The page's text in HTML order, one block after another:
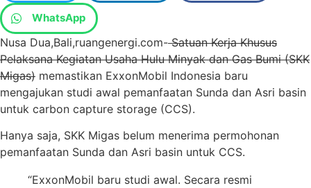
WhatsApp
Nusa Dua,Bali,ruangenergi.com-Satuan Kerja Khusus
Pelaksana Kegiatan Usaha Hulu Minyak dan Gas Bumi (SKK
Migas) memastikan ExxonMobil Indonesia baru
mengajukan studi awal pemanfaatan Sunda dan Asri basin
untuk carbon capture storage (CCS).
Hanya saja, SKK Migas belum menerima permohonan
pemanfaatan Sunda dan Asri basin untuk CCS.
“ExxonMobil baru studi awal. Secara resmi